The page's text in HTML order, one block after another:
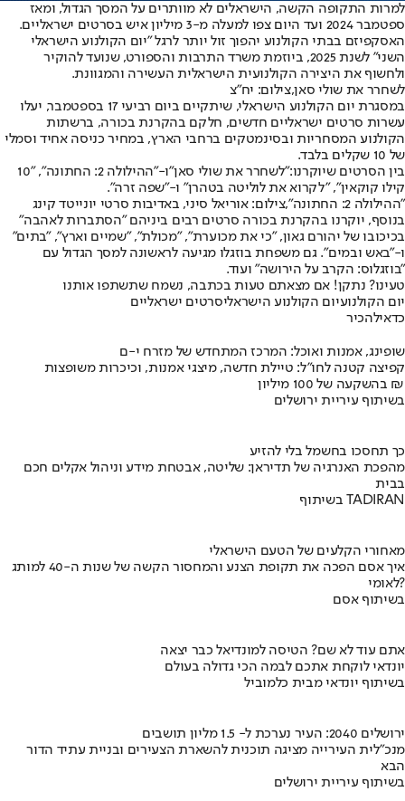
למרות התקופה הקשה, הישראלים לא מוותרים על המסך הגדול, ומאז
ספטמבר 2024 ועד היום צפו למעלה מ-3 מיליון איש ב
סרטים ישראליים.
האסקפיזם בבתי הקולנוע יהפוך זול יותר לרגל "יום הקולנוע הישראלי
השני" לשנת 2025, ביוזמת משרד התרבות והספורט, שנועד להוקיר
ולחשוף את היצירה הקולנועית הישראלית העשירה והמגוונת.
לשחרר את שולי סאן,צילום: יח"צ
במסגרת יום הקולנוע הישראלי, שיתקיים ביום רביעי 17 בספטמבר, יעלו
עשרות סרטים ישראליים חדשים, חלקם בהקרנת בכורה, ברשתות
הקולנוע המסחריות ובסינמטקים ברחבי הארץ, במחיר כניסה אחיד וסמלי
של 10 שקלים בלבד.
בין הסרטים שיוקרנו:"לשחרר את שולי סאן"
ו-"ההילולה 2: החתונה", "10
קילו קוקאין", "לקרוא את לוליטה בטהרן" ו-"שפה זרה".
"ההילולה 2: החתונה",צילום: אוריאל סיני, באדיבות סרטי יונייטד קינג
בנוסף, יוקרנו בהקרנת בכורה סרטים רבים ביניהם "הסתברות לאהבה"
בכיכובו של יהורם גאון, "כי את מכוערת", "מכולת", "שמיים וארץ", "בתים"
ו-"באש ובמים". גם משפחת בוזגלו מגיעה לראשונה למסך הגדול עם
"בוזגלוס: הקרב על הירושה" ועוד.
טעינו? נתקן! אם מצאתם טעות בכתבה, נשמח שתשתפו אותנו
יום הקולנועיום הקולנוע הישראליסרטים ישראליים
כדאילהכיר
שופינג, אמנות ואוכל: המרכז המתחדש של מזרח י-ם
קפיצה קטנה לחו"ל: טיילת חדשה, מיצגי אמנות, וכיכרות משופצות
בהשקעה של 100 מיליון ₪
בשיתוף עיריית ירושלים
כך תחסכו בחשמל בלי להזיע
מהפכת האנרגיה של תדיראן: שליטה, אבטחת מידע וניהול אקלים חכם
בבית
בשיתוף TADIRAN
מאחורי הקלעים של הטעם הישראלי
איך אסם הפכה את תקופת הצנע והמחסור הקשה של שנות ה-40 למותג
לאומי?
בשיתוף אסם
אתם עוד לא שם? הטיסה למונדיאל כבר יצאה
יונדאי לוקחת אתכם לבמה הכי גדולה בעולם
בשיתוף יונדאי מבית כלמוביל
ירושלים 2040: העיר נערכת ל- 1.5 מליון תושבים
מנכ"לית העירייה מציגה תוכנית להשארת הצעירים ובניית עתיד הדור
הבא
בשיתוף עיריית ירושלים